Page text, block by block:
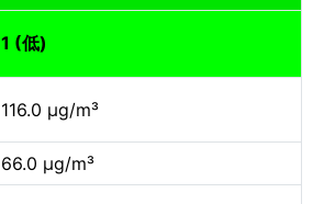
1 (低)
116.0 µg/m³
66.0 µg/m³